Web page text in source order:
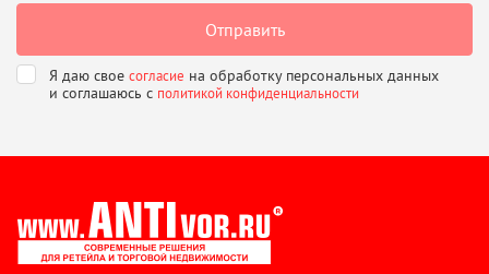
Я даю свое согласие на обработку персональных данных
и соглашаюсь с политикой конфиденциальности